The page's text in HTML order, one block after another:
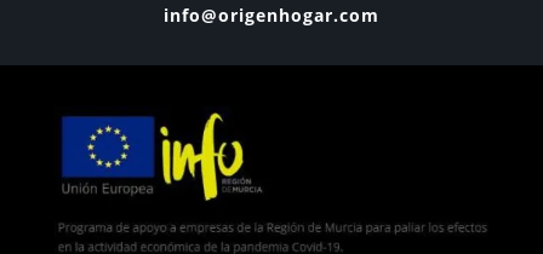
info@origenhogar.com